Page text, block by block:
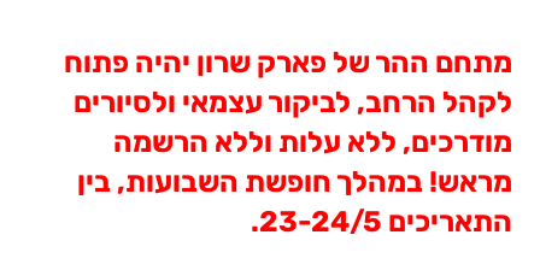
מתחם ההר של פארק שרון יהיה פתוח
לקהל הרחב, לביקור עצמאי ולסיורים
מודרכים, ללא עלות וללא הרשמה
מראש! במהלך חופשת השבועות, בין
התאריכים 23-24/5.